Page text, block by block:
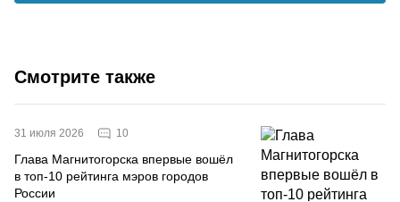
Смотрите также
31 июля 2026 10
Глава Магнитогорска впервые вошёл
в топ-10 рейтинга мэров городов
России